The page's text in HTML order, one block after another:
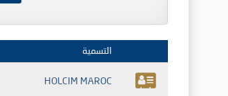
التسمية
HOLCIM MAROC